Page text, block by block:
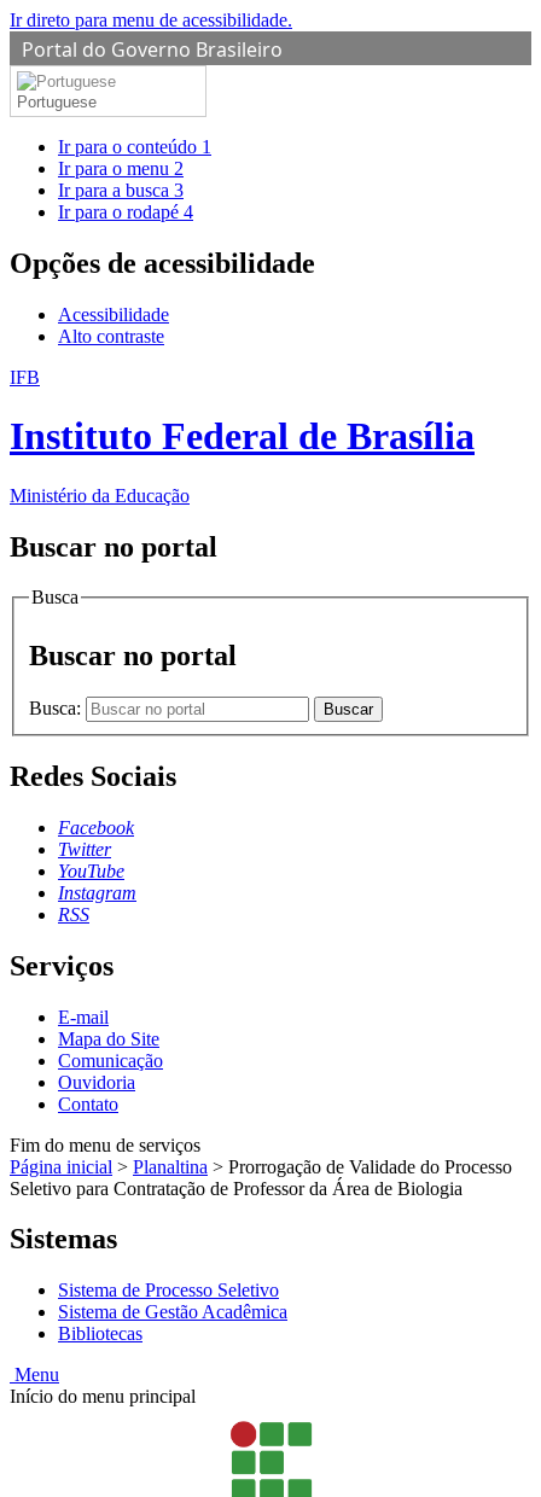
Ir direto para menu de acessibilidade.
Portal do Governo Brasileiro
Portuguese
Ir para o conteúdo 1
Ir para o menu 2
Ir para a busca 3
Ir para o rodapé 4
Opções de acessibilidade
Acessibilidade
Alto contraste
IFB
Instituto Federal de Brasília
Ministério da Educação
Buscar no portal
Busca
Buscar no portal
Busca: Buscar
Redes Sociais
Facebook
Twitter
YouTube
Instagram
RSS
Serviços
E-mail
Mapa do Site
Comunicação
Ouvidoria
Contato
Fim do menu de serviços
Página inicial > Planaltina > Prorrogação de Validade do Processo
Seletivo para Contratação de Professor da Área de Biologia
Sistemas
Sistema de Processo Seletivo
Sistema de Gestão Acadêmica
Bibliotecas
Menu
Início do menu principal